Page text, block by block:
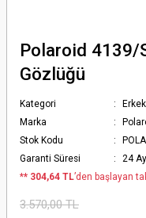
Polaroid 4139/
Gözlüğü
Kategori
Marka
Stok Kodu
Garanti Süresi
24 Ay
** 304,64 TL’den başlayan
3.570,00 TL